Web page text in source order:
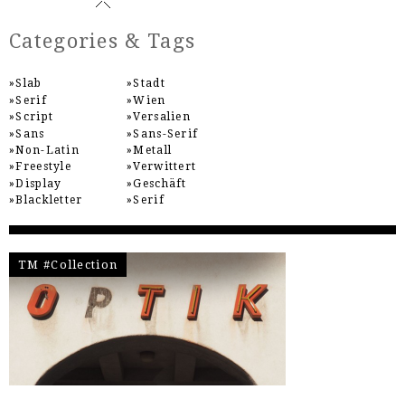
Categories & Tags
Slab
Serif
Script
Sans
Non-Latin
Freestyle
Display
Blackletter
Stadt
Wien
Versalien
Sans-Serif
Metall
Verwittert
Geschäft
Serif
TM #Collection